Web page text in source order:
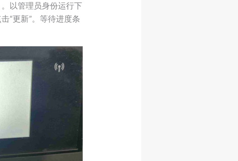
以管理员身份运行下
“更新”。等待进度条